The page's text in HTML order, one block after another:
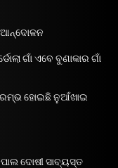
ଆନ୍ଦୋଳନ
ଗାଁ ଏବେ ବୁଣାକାର ଗାଁ
ହୋଇଛି ନୁଆଁଖାଇ
ଦୋଷୀ ସାବ୍ୟସ୍ତ